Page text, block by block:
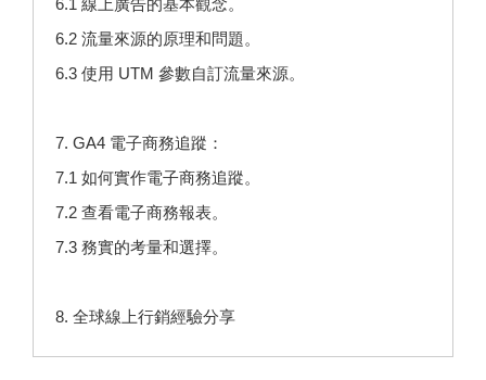
6.2 流量來源的原理和問題。
6.3 使用 UTM 參數自訂流量來源。
7. GA4 電子商務追蹤：
7.1 如何實作電子商務追蹤。
7.2 查看電子商務報表。
7.3 務實的考量和選擇。
8. 全球線上行銷經驗分享